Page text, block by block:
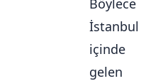
Böylece
İstanbul
içinde
gelen